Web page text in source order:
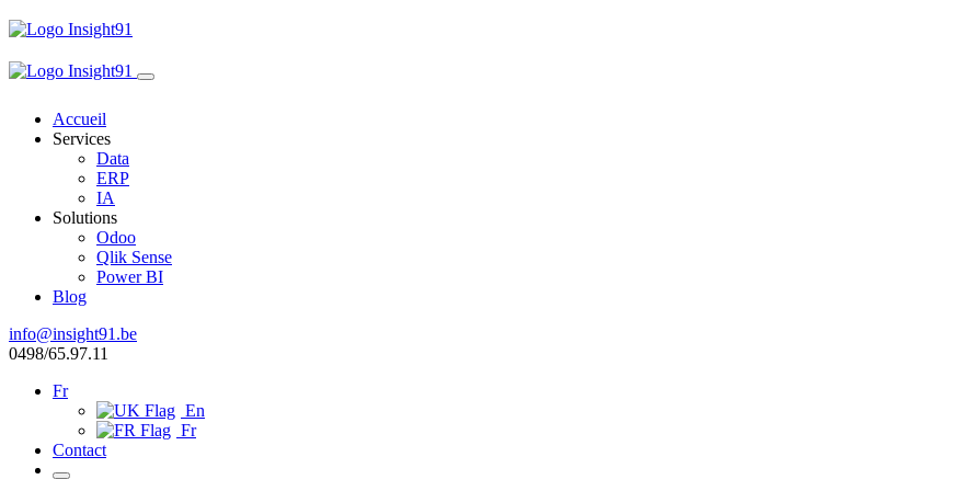
Accueil
Services
Data
ERP
IA
Solutions
Odoo
Qlik Sense
Power BI
Blog
info@insight91.be
0498/65.97.11
Fr
En
Fr
Contact